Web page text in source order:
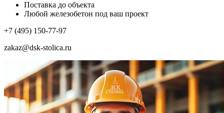
Поставка до объекта
Любой железобетон под ваш проект
+7 (495) 150-77-97
zakaz@dsk-stolica.ru